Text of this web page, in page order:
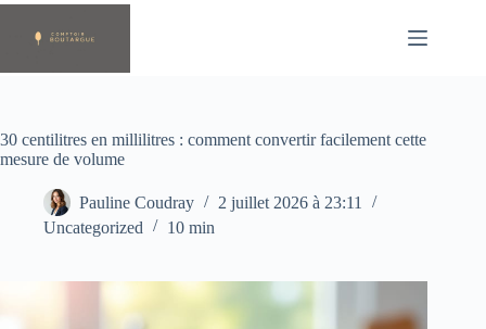
Passer
contenu
30 centilitres en millilitres : comment convertir facilement cette
mesure de volume
Pauline Coudray
2 juillet 2026 à 23:11
Uncategorized
10 min